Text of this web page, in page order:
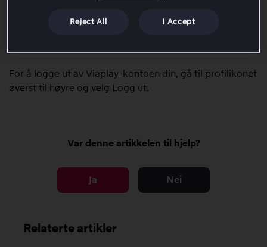
For å logge ut av Viaplay-kontoen din, gå til profilikonet
øverst til høyre og velg Logg ut.
Var denne artikkelen til hjelp?
Ja Nei
Relaterte artikler
Reject All I Accept